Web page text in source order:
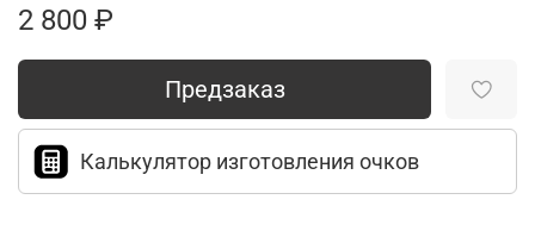
2 800 ₽
Предзаказ
Калькулятор изготовления очков